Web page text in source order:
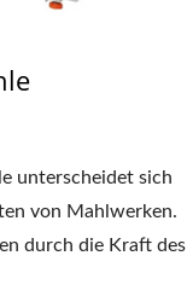
unterscheidet sich
von Mahlwerken.
durch die Kraft des